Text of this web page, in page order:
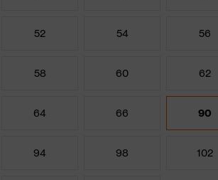
52 54 56
58 60 62
64 66 90
94 98 102